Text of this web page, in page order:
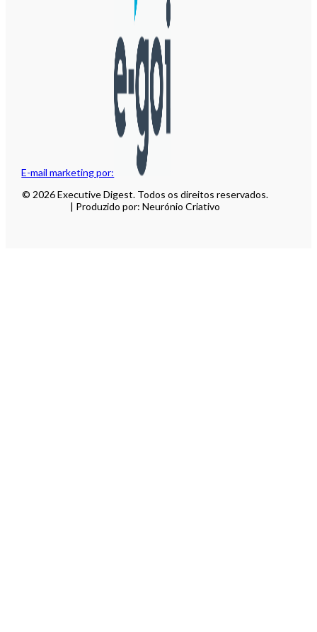
E-mail marketing por:
© 2026 Executive Digest. Todos os direitos reservados.
| Produzido por: Neurónio Criativo